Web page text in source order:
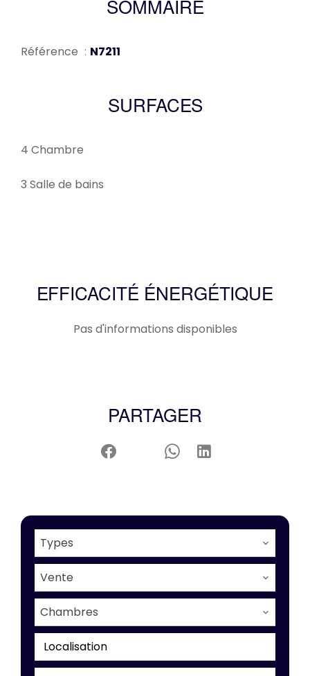
SOMMAIRE
Référence N7211
SURFACES
4 Chambre
3 Salle de bains
EFFICACITÉ ÉNERGÉTIQUE
Pas d'informations disponibles
PARTAGER
Types
Vente
Chambres
Localisation